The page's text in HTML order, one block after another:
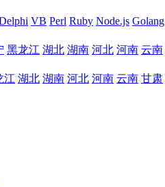
VB Perl Ruby Node.js Golang
黑龙江 湖北 湖南 河北 河南 云南
江 湖北 湖南 河北 河南 云南 甘肃